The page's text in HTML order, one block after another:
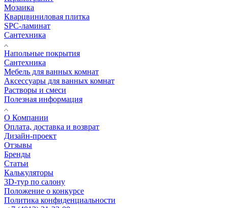
Мозаика
Кварцвиниловая плитка
SPC-ламинат
Сантехника
Напольные покрытия
Сантехника
Мебель для ванных комнат
Аксессуары для ванных комнат
Растворы и смеси
Полезная информация
О Компании
Оплата, доставка и возврат
Дизайн-проект
Отзывы
Бренды
Статьи
Калькуляторы
3D-тур по салону
Положение о конкурсе
Политика конфиденциальности